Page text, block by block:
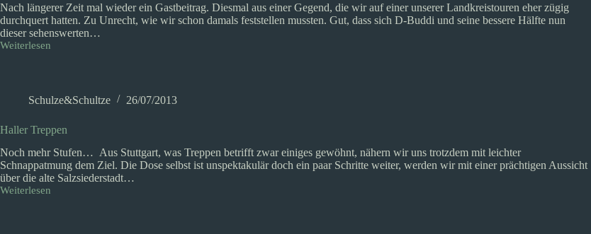
Nach längerer Zeit mal wieder ein Gastbeitrag. Diesmal aus einer Gegend, die wir auf einer unserer Landkreistouren eher zügig
durchquert hatten. Zu Unrecht, wie wir schon damals feststellen mussten. Gut, dass sich D-Buddi und seine bessere Hälfte nun
dieser sehenswerten…
Weiterlesen
Wendland-
Schulze&Schultze 26/07/2013
Haller Treppen
Noch mehr Stufen… Aus Stuttgart, was Treppen betrifft zwar einiges gewöhnt, nähern wir uns trotzdem mit leichter
Schnappatmung dem Ziel. Die Dose selbst ist unspektakulär doch ein paar Schritte weiter, werden wir mit einer prächtigen Aussicht
über die alte Salzsiederstadt…
Weiterlesen
Haller